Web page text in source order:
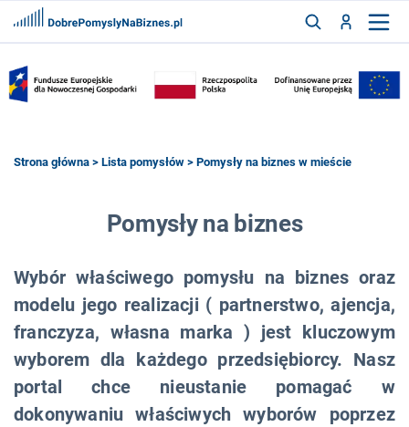
ZALOGUJ
ZAREJESTRUJ
FRANCZYZY
Strona główna > Lista pomysłów > Pomysły na biznes w mieście
Pomysły na biznes
Wybór właściwego pomysłu na biznes oraz
modelu jego realizacji ( partnerstwo, ajencja,
franczyza, własna marka ) jest kluczowym
wyborem dla każdego przedsiębiorcy. Nasz
portal chce nieustanie pomagać w
dokonywaniu właściwych wyborów poprzez